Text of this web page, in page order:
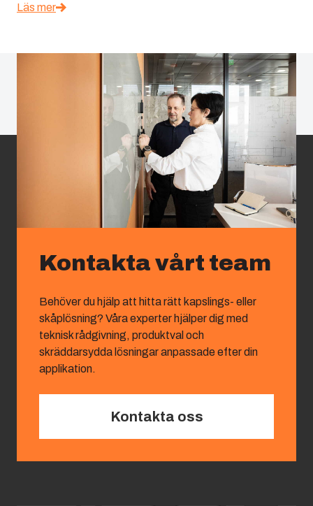
Läs mer
Kontakta vårt team
Behöver du hjälp att hitta rätt kapslings- eller
skåplösning? Våra experter hjälper dig med
teknisk rådgivning, produktval och
skräddarsydda lösningar anpassade efter din
applikation.
Kontakta oss